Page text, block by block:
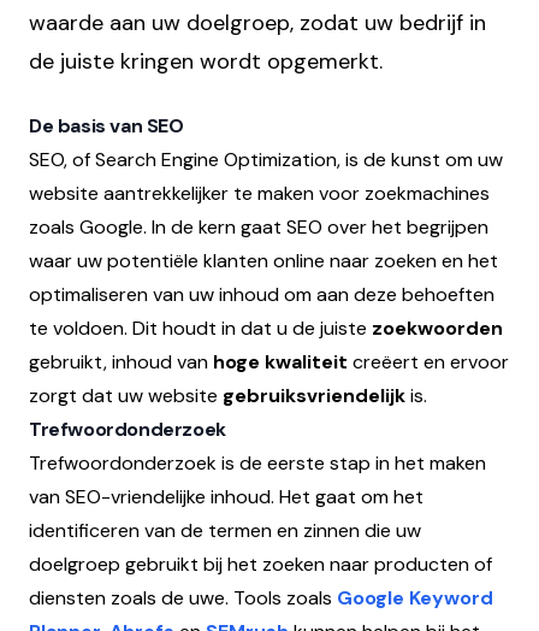
waarde aan uw doelgroep, zodat uw bedrijf in
de juiste kringen wordt opgemerkt.
De basis van SEO
SEO, of Search Engine Optimization, is de kunst om uw
website aantrekkelijker te maken voor zoekmachines
zoals Google. In de kern gaat SEO over het begrijpen
waar uw potentiële klanten online naar zoeken en het
optimaliseren van uw inhoud om aan deze behoeften
te voldoen. Dit houdt in dat u de juiste zoekwoorden
gebruikt, inhoud van hoge kwaliteit creëert en ervoor
zorgt dat uw website gebruiksvriendelijkis.
Trefwoordonderzoek
Trefwoordonderzoek is de eerste stap in het maken
van SEO-vriendelijke inhoud. Het gaat om het
identificeren van de termen en zinnen die uw
doelgroep gebruikt bij het zoeken naar producten of
diensten zoals de uwe. Tools zoals Google Keyword